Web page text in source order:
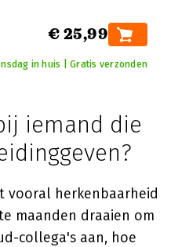
€ 25,99
in huis | Gratis verzonden
iemand die
vooral herkenbaarheid
maanden draaien om
collega's aan, hoe